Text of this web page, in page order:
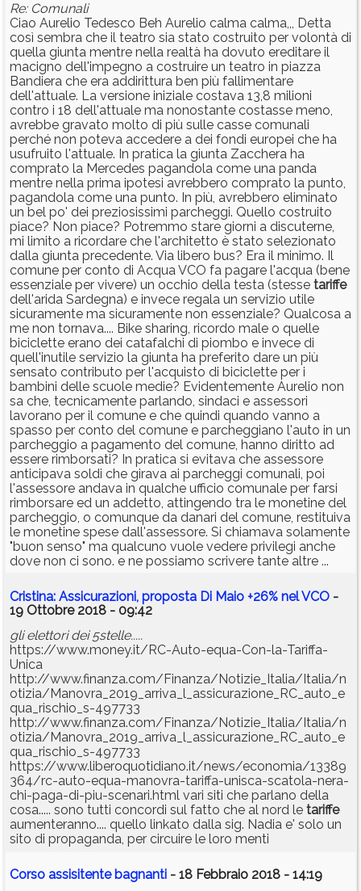
Re: Comunali
Ciao Aurelio Tedesco Beh Aurelio calma calma,,, Detta
così sembra che il teatro sia stato costruito per volontà di
quella giunta mentre nella realtà ha dovuto ereditare il
macigno dell'impegno a costruire un teatro in piazza
Bandiera che era addirittura ben più fallimentare
dell'attuale. La versione iniziale costava 13,8 milioni
contro i 18 dell'attuale ma nonostante costasse meno,
avrebbe gravato molto di più sulle casse comunali
perché non poteva accedere a dei fondi europei che ha
usufruito l'attuale. In pratica la giunta Zacchera ha
comprato la Mercedes pagandola come una panda
mentre nella prima ipotesi avrebbero comprato la punto,
pagandola come una punto. In più, avrebbero eliminato
un bel po' dei preziosissimi parcheggi. Quello costruito
piace? Non piace? Potremmo stare giorni a discuterne,
mi limito a ricordare che l'architetto è stato selezionato
dalla giunta precedente. Via libero bus? Era il minimo. Il
comune per conto di Acqua VCO fa pagare l'acqua (bene
essenziale per vivere) un occhio della testa (stesse tariffe
dell'arida Sardegna) e invece regala un servizio utile
sicuramente ma sicuramente non essenziale? Qualcosa a
me non tornava.... Bike sharing, ricordo male o quelle
biciclette erano dei catafalchi di piombo e invece di
quell'inutile servizio la giunta ha preferito dare un più
sensato contributo per l'acquisto di biciclette per i
bambini delle scuole medie? Evidentemente Aurelio non
sa che, tecnicamente parlando, sindaci e assessori
lavorano per il comune e che quindi quando vanno a
spasso per conto del comune e parcheggiano l'auto in un
parcheggio a pagamento del comune, hanno diritto ad
essere rimborsati? In pratica si evitava che assessore
anticipava soldi che girava ai parcheggi comunali, poi
l'assessore andava in qualche ufficio comunale per farsi
rimborsare ed un addetto, attingendo tra le monetine del
parcheggio, o comunque da danari del comune, restituiva
le monetine spese dall'assessore. Si chiamava solamente
"buon senso" ma qualcuno vuole vedere privilegi anche
dove non ci sono. e ne possiamo scrivere tante altre ...
Cristina: Assicurazioni, proposta Di Maio +26% nel VCO -
19 Ottobre 2018 - 09:42
gli elettori dei 5stelle.....
https://www.money.it/RC-Auto-equa-Con-la-Tariffa-
Unica
http://www.finanza.com/Finanza/Notizie_Italia/Italia/n
otizia/Manovra_2019_arriva_l_assicurazione_RC_auto_e
qua_rischio_s-497733
http://www.finanza.com/Finanza/Notizie_Italia/Italia/n
otizia/Manovra_2019_arriva_l_assicurazione_RC_auto_e
qua_rischio_s-497733
https://www.liberoquotidiano.it/news/economia/13389
364/rc-auto-equa-manovra-tariffa-unisca-scatola-nera-
chi-paga-di-piu-scenari.html vari siti che parlano della
cosa..... sono tutti concordi sul fatto che al nord le tariffe
aumenteranno.... quello linkato dalla sig. Nadia e' solo un
sito di propaganda, per circuire le loro menti
Corso assisitente bagnanti - 18 Febbraio 2018 - 14:19